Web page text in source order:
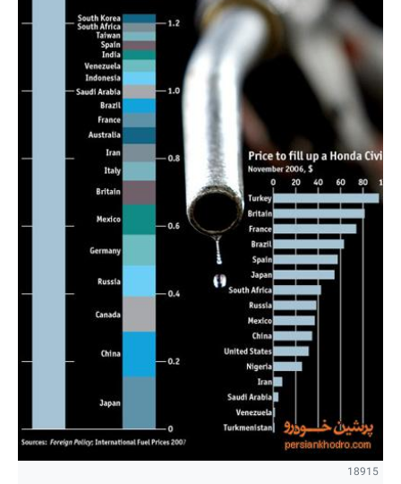
18915